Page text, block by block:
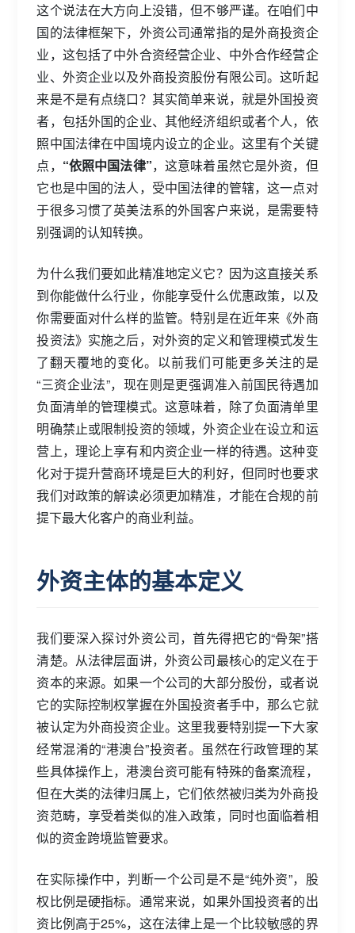
这个说法在大方向上没错，但不够严谨。在咱们中
国的法律框架下，外资公司通常指的是外商投资企
业，这包括了中外合资经营企业、中外合作经营企
业、外资企业以及外商投资股份有限公司。这听起
来是不是有点绕口？其实简单来说，就是外国投资
者，包括外国的企业、其他经济组织或者个人，依
照中国法律在中国境内设立的企业。这里有个关键
点， “依照中国法律”，这意味着虽然它是外资，但
它也是中国的法人，受中国法律的管辖，这一点对
于很多习惯了英美法系的外国客户来说，是需要特
别强调的认知转换。
为什么我们要如此精准地定义它？因为这直接关系
到你能做什么行业，你能享受什么优惠政策，以及
你需要面对什么样的监管。特别是在近年来《外商
投资法》实施之后，对外资的定义和管理模式发生
了翻天覆地的变化。以前我们可能更多关注的是
“三资企业法”，现在则是更强调准入前国民待遇加
负面清单的管理模式。这意味着，除了负面清单里
明确禁止或限制投资的领域，外资企业在设立和运
营上，理论上享有和内资企业一样的待遇。这种变
化对于提升营商环境是巨大的利好，但同时也要求
我们对政策的解读必须更加精准，才能在合规的前
提下最大化客户的商业利益。
外资主体的基本定义
我们要深入探讨外资公司，首先得把它的“骨架”搭
清楚。从法律层面讲，外资公司最核心的定义在于
资本的来源。如果一个公司的大部分股份，或者说
它的实际控制权掌握在外国投资者手中，那么它就
被认定为外商投资企业。这里我要特别提一下大家
经常混淆的“港澳台”投资者。虽然在行政管理的某
些具体操作上，港澳台资可能有特殊的备案流程，
但在大类的法律归属上，它们依然被归类为外商投
资范畴，享受着类似的准入政策，同时也面临着相
似的资金跨境监管要求。
在实际操作中，判断一个公司是不是“纯外资”，股
权比例是硬指标。通常来说，如果外国投资者的出
资比例高于25%，这在法律上是一个比较敏感的界